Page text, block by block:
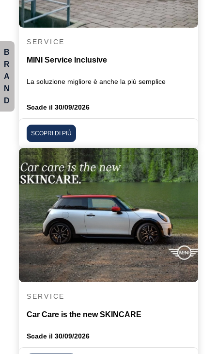
SERVICE
MINI Service Inclusive
La soluzione migliore è anche la più semplice
Scade il 30/09/2026
SCOPRI DI PIÙ
SERVICE
Car Care is the new SKINCARE
Scade il 30/09/2026
B
R
A
N
D